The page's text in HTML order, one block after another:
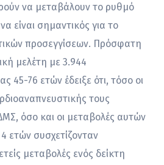
να μεταβάλουν το ρυθμό
είναι σημαντικός για το
προσεγγίσεων. Πρόσφατη
μελέτη με 3.944
45-76 ετών έδειξε ότι, τόσο οι
τους
όσο και οι μεταβολές αυτών
ετών συσχετίζονταν
μεταβολές ενός δείκτη